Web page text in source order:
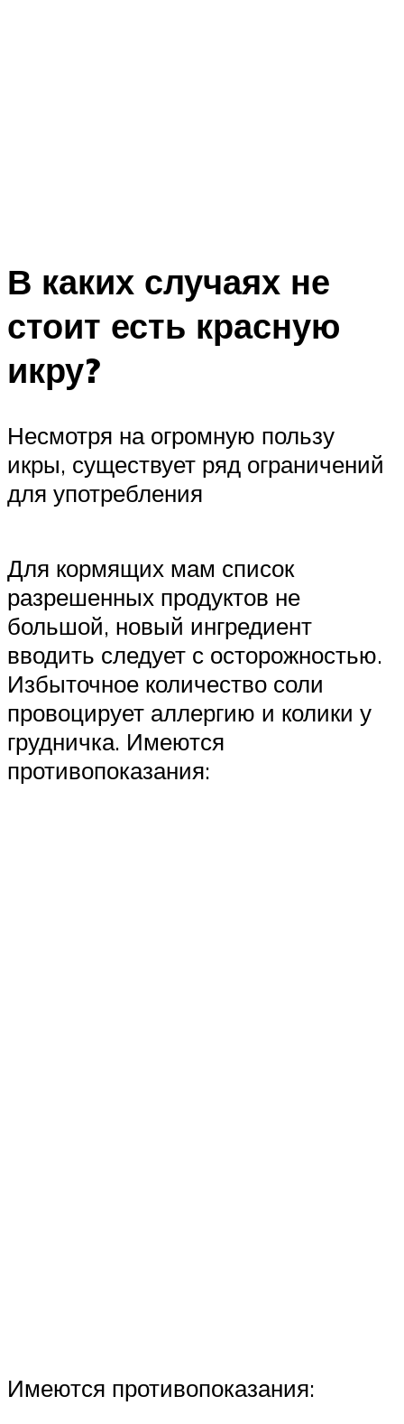
В каких случаях не
стоит есть красную
икру?
Несмотря на огромную пользу
икры, существует ряд ограничений
для употребления
Для кормящих мам список
разрешенных продуктов не
большой, новый ингредиент
вводить следует с осторожностью.
Избыточное количество соли
провоцирует аллергию и колики у
грудничка. Имеются
противопоказания:
Имеются противопоказания: